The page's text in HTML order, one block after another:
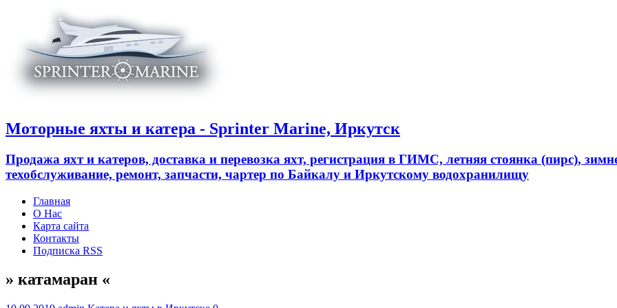
Моторные яхты и катера - Sprinter Marine, Иркутск
Продажа яхт и катеров, доставка и перевозка яхт, регистрация в ГИМС, летняя стоянка (пирс),
техобслуживание, ремонт, запчасти, чартер по Байкалу и Иркутскому водохранилищу
Главная
О Нас
Карта сайта
Контакты
Подписка RSS
» катамаран «